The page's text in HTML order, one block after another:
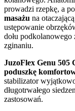
prowadzi rzepkę, a
masażu na
ustępowanie
dołu
zginaniu.
JuzoFlex Genu 505
poduszkę
stabilizator
długotrwałego
zastosowań.